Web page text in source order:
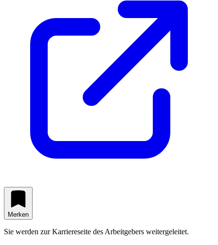
Merken
Sie werden zur Karriereseite des Arbeitgebers weitergeleitet.